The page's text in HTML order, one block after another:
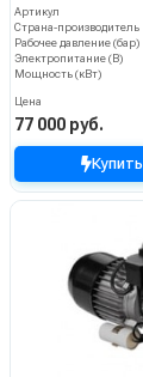
Артикул
Страна-производитель
Рабочее давление (бар)
Электропитание (В)
Мощность (кВт)
Цена
77 000 руб.
Купить